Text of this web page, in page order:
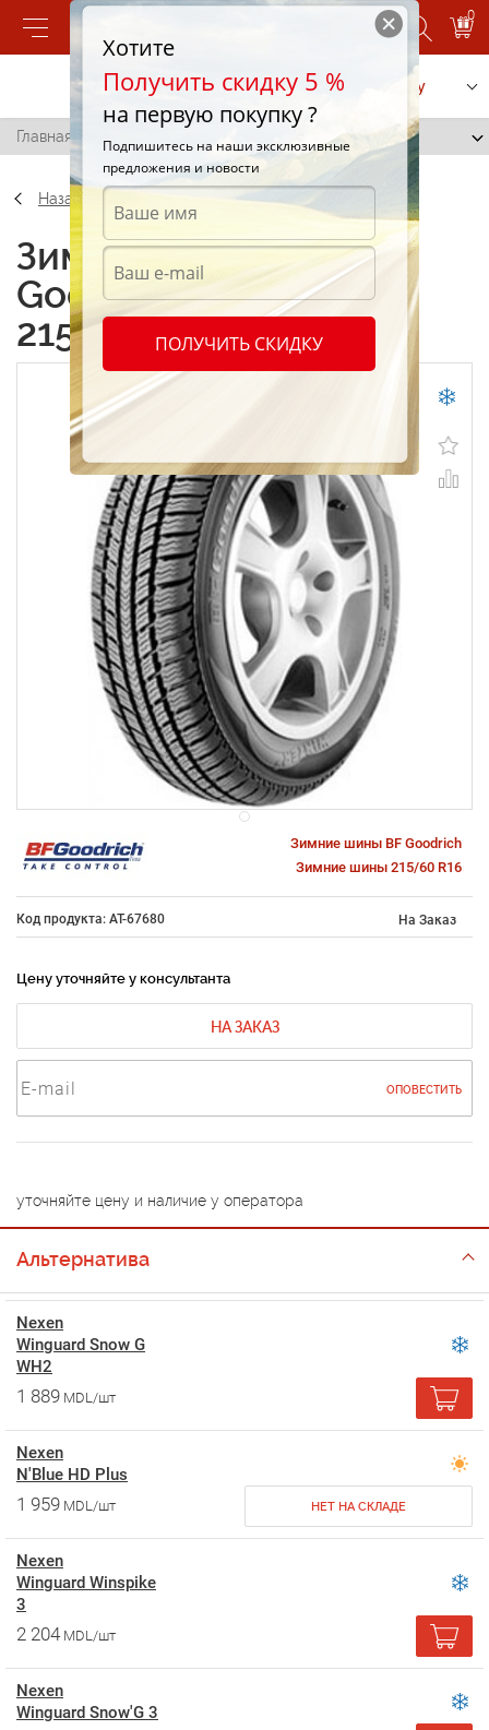
0
Позвонить Заказать услугу
Главная / BF Goodrich Winter G 215/60 R16 99H
Назад
Зимние шины BF
Goodrich Winter G
215/60 R16 99H
Зимние шины BF Goodrich
Зимние шины 215/60 R16
Код продукта: AT-67680 На Заказ
Цену уточняйте у консультанта
НА ЗАКАЗ
ОПОВЕСТИТЬ
уточняйте цену и наличие у оператора
Альтернатива
Nexen
Winguard Snow G
WH2
1 889 MDL/шт
Nexen
N'Blue HD Plus
1 959 MDL/шт НЕТ НА СКЛАДЕ
Nexen
Winguard Winspike
3
2 204 MDL/шт
Nexen
Winguard Snow'G 3
Хотите
Получить скидку 5 %
на первую покупку ?
Подпишитесь на наши эксклюзивные
предложения и новости
ПОЛУЧИТЬ СКИДКУ